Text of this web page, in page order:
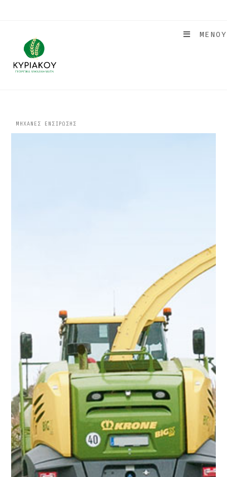
ΜΕΝΟΥ
ΜΗΧΑΝΕΣ ΕΝΣΙΡΩΣΗΣ